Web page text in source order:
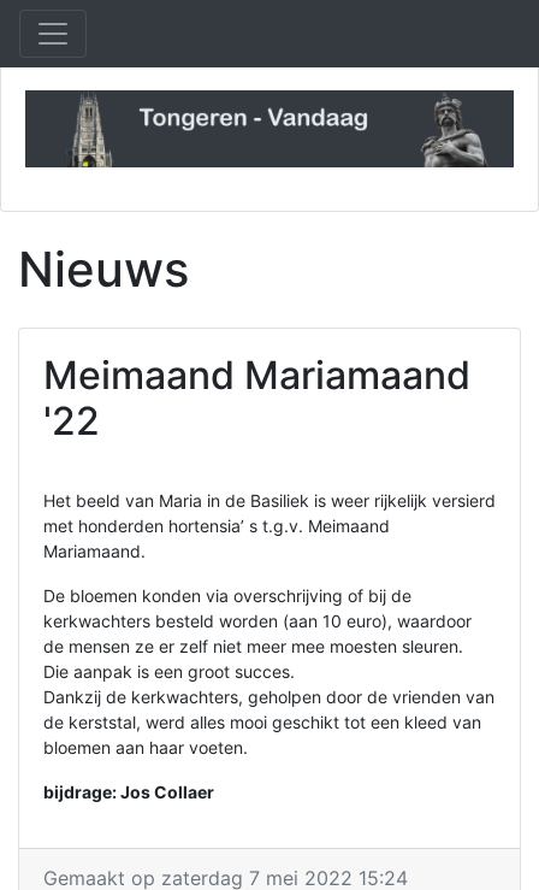
Nieuws
Meimaand Mariamaand
'22
Het beeld van Maria in de Basiliek is weer rijkelijk versierd
met honderden hortensia’ s t.g.v. Meimaand
Mariamaand.
De bloemen konden via overschrijving of bij de
kerkwachters besteld worden (aan 10 euro), waardoor
de mensen ze er zelf niet meer mee moesten sleuren.
Die aanpak is een groot succes.
Dankzij de kerkwachters, geholpen door de vrienden van
de kerststal, werd alles mooi geschikt tot een kleed van
bloemen aan haar voeten.
bijdrage: Jos Collaer
Gemaakt op zaterdag 7 mei 2022 15:24